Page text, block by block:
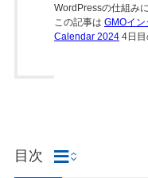
WordPressの仕組み
この記事は GMOイ
Calendar 20244日目
目次